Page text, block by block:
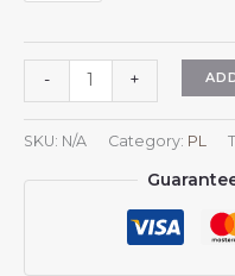
-
Kwadratowe
poszewki
na
poduszki
z
+
SKU: N/A Category: PL